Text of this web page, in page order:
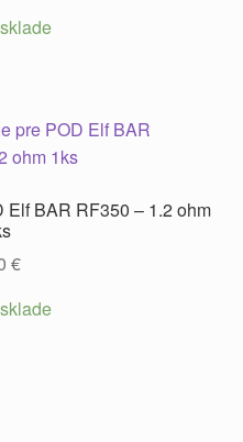
Elf BAR RF350 – 1.2 ohm
€